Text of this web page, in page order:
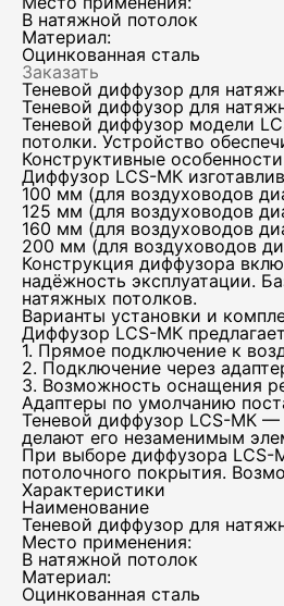
В натяжной потолок
Материал:
Оцинкованная сталь
Заказать
Теневой диффузор для
Теневой диффузор для
Теневой диффузор модели
потолки. Устройство
Конструктивные
Диффузор LCS-МК
100 мм (для воздуховодов
125 мм (для воздуховодов
160 мм (для воздуховодов
200 мм (для воздуховодов
Конструкция диффузора
надёжность эксплуатации.
натяжных потолков.
Варианты установки и
Диффузор LCS-МК
1. Прямое подключение к
2. Подключение через
3. Возможность оснащения
Адаптеры по умолчанию
Теневой диффузор LCS-МК —
делают его незаменимым
При выборе диффузора LCS-
потолочного покрытия.
Характеристики
Наименование
Теневой диффузор для
Место применения:
В натяжной потолок
Материал:
Оцинкованная сталь